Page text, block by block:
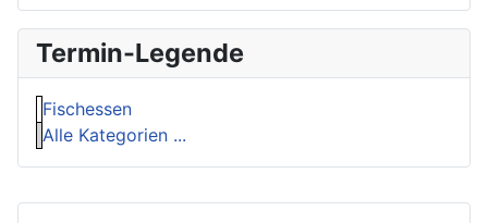
Termin-Legende
Fischessen
Alle Kategorien ...